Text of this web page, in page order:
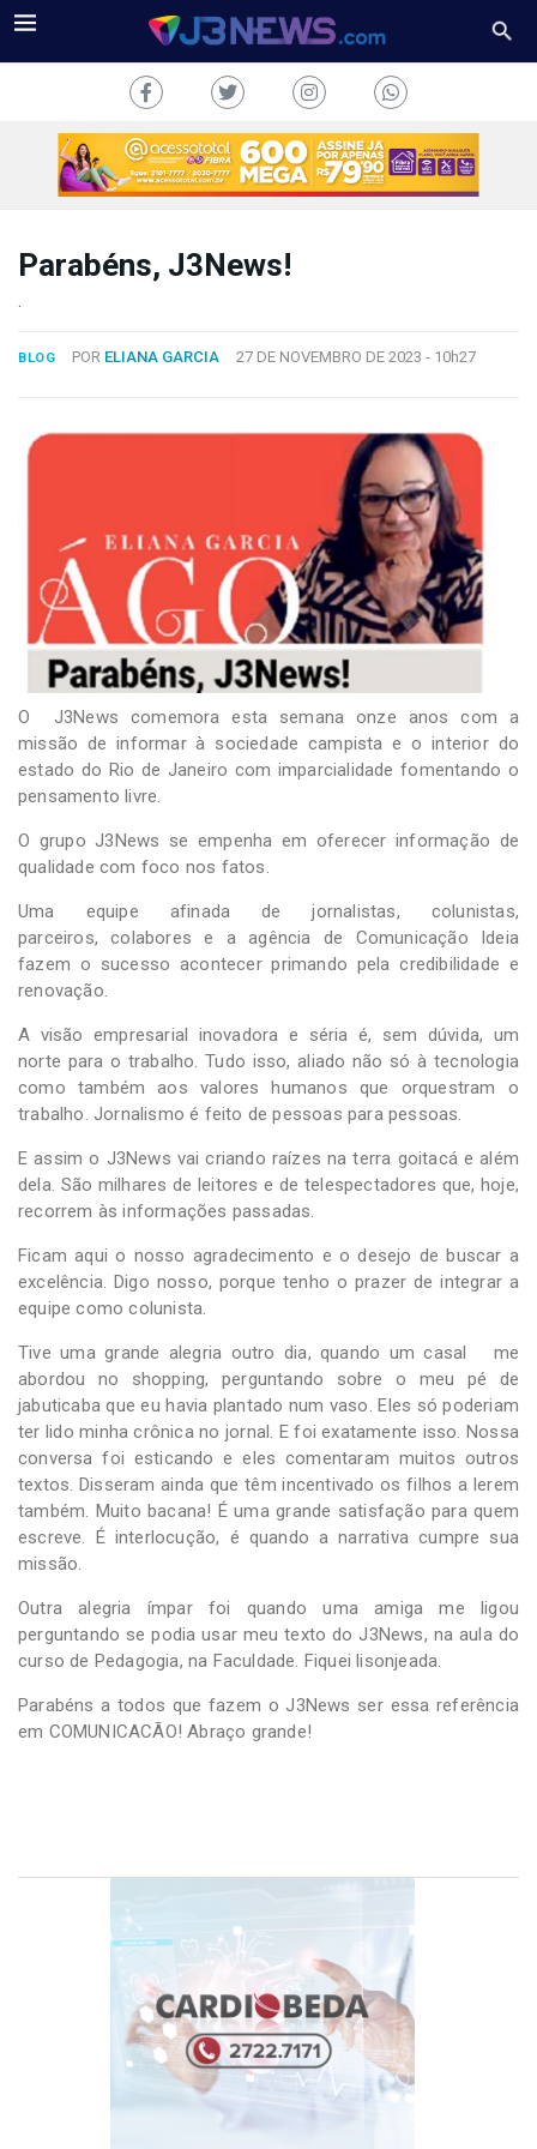
TV
FALE
CONOSCO
Desenvolvido
Hesea
Tecnologia
Sistemas
Parabéns, J3News!
BLOG POR ELIANA GARCIA 27 DE NOVEMBRO DE 2023 - 10h27
O J3News comemora esta semana onze anos com a
missão de informar à sociedade campista e o interior do
estado do Rio de Janeiro com imparcialidade fomentando o
pensamento livre.
O grupo J3News se empenha em oferecer informação de
qualidade com foco nos fatos.
Uma equipe afinada de jornalistas, colunistas,
parceiros, colabores e a agência de Comunicação Ideia
fazem o sucesso acontecer primando pela credibilidade e
renovação.
A visão empresarial inovadora e séria é, sem dúvida, um
norte para o trabalho. Tudo isso, aliado não só à tecnologia
como também aos valores humanos que orquestram o
trabalho. Jornalismo é feito de pessoas para pessoas.
E assim o J3News vai criando raízes na terra goitacá e além
dela. São milhares de leitores e de telespectadores que, hoje,
recorrem às informações passadas.
Ficam aqui o nosso agradecimento e o desejo de buscar a
excelência. Digo nosso, porque tenho o prazer de integrar a
equipe como colunista.
Tive uma grande alegria outro dia, quando um casal me
abordou no shopping, perguntando sobre o meu pé de
jabuticaba que eu havia plantado num vaso. Eles só poderiam
ter lido minha crônica no jornal. E foi exatamente isso. Nossa
conversa foi esticando e eles comentaram muitos outros
textos. Disseram ainda que têm incentivado os filhos a lerem
também. Muito bacana! É uma grande satisfação para quem
escreve. É interlocução, é quando a narrativa cumpre sua
missão.
Outra alegria ímpar foi quando uma amiga me ligou
perguntando se podia usar meu texto do J3News, na aula do
curso de Pedagogia, na Faculdade. Fiquei lisonjeada.
Parabéns a todos que fazem o J3News ser essa referência
em COMUNICACÃO! Abraço grande!